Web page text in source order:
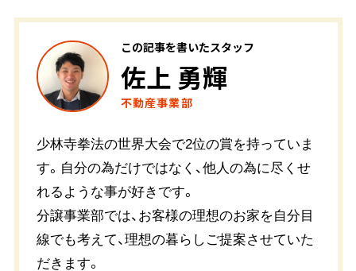
この記事を書いたスタッフ
佐上 勇輝
不動産事業部
少林寺拳法の世界大会で2位の賞を持っていま
す。自分の為だけではなく、他人の為に尽くせ
れるような事が好きです。
分譲事業部では、お客様の理想のお家を自分目
線でも考えて、理想の暮らしご提案させていた
だきます。